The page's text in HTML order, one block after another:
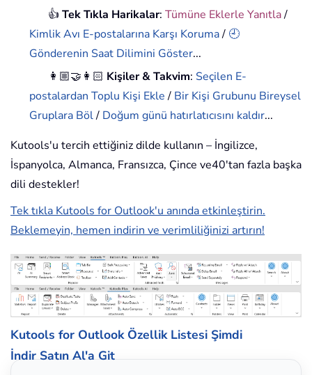
👍Tek Tıkla Harikalar:Tümüne Eklerle Yanıtla/
Kimlik Avı E-postalarına Karşı Koruma/ 🕘
Gönderenin Saat Dilimini Göster...
👩🏼‍🤝‍👩🏻 Kişiler & Takvim: Seçilen E-
postalardan Toplu Kişi Ekle/ Bir Kişi Grubunu Bireysel
Gruplara Böl/ Doğum günü hatırlatıcısını kaldır...
Kutools'u tercih ettiğiniz dilde kullanın – İngilizce,
İspanyolca, Almanca, Fransızca, Çince ve40'tan fazla başka
dili destekler!
Tek tıkla Kutools for Outlook'u anında etkinleştirin.
Beklemeyin, hemen indirin ve verimliliğinizi artırın!
Kutools for Outlook Özellik Listesi Şimdi
İndir Satın Al'a Git